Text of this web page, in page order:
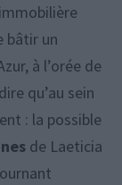
bâtir un
à l’orée de
qu’au sein
: la possible
de Laeticia